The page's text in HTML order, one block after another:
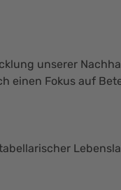
unserer
einen Fokus auf